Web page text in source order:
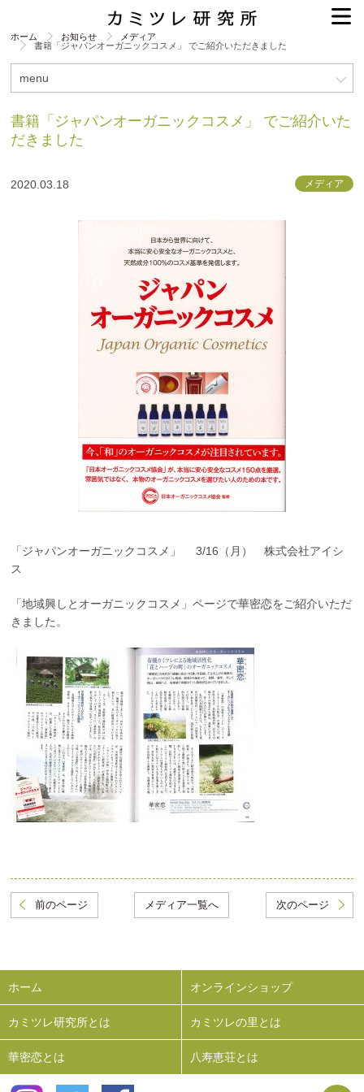
ホーム お知らせ
メディア
書籍「ジャパンオーガニックコスメ」 でご紹介いただきました
menu
書籍「ジャパンオーガニックコスメ」 でご紹介いた
だきました
2020.03.18 メディア
「ジャパンオーガニックコスメ」 3/16（月） 株式会社アイシ
ス
「地域興しとオーガニックコスメ」ページで華密恋をご紹介いただ
きました。
次のページ
前のページ メディア一覧へ
ホーム オンラインショップ
カミツレ研究所とは カミツレの里とは
華密恋とは 八寿恵荘とは